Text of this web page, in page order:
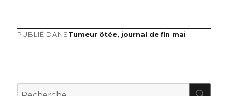
Navigation
l’article
PUBLIÉ DANSTumeur ôtée, journal de fin mai
Recherche